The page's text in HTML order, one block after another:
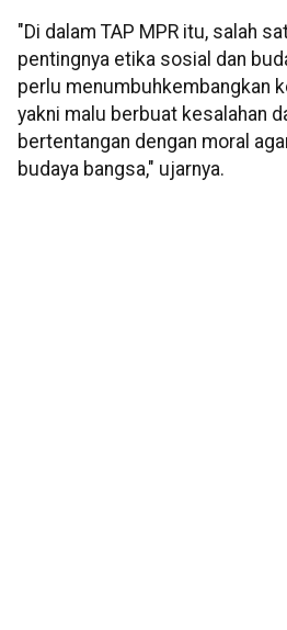
"Di dalam TAP MPR itu, salah
pentingnya etika sosial dan
perlu menumbuhkembangkan
yakni malu berbuat kesalahan
bertentangan dengan moral
budaya bangsa," ujarnya.